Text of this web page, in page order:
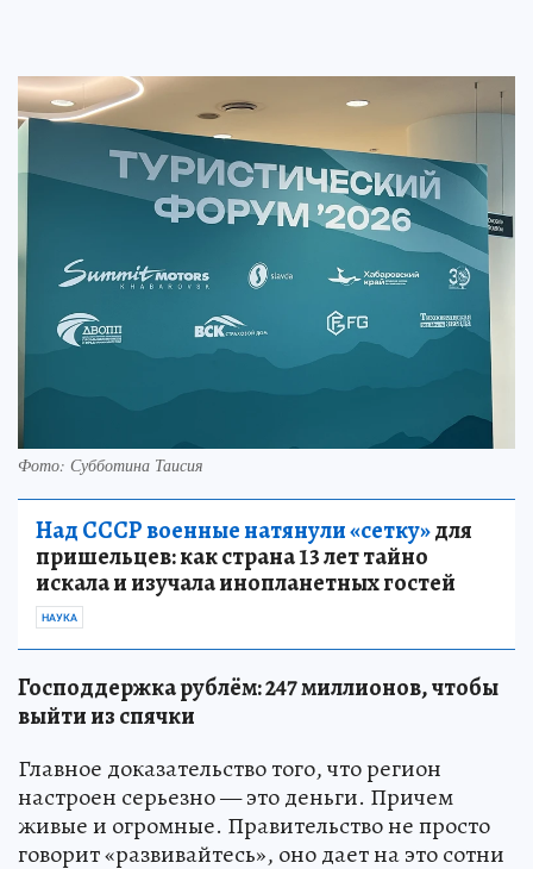
Фото: Субботина Таисия
Над СССР военные натянули «сетку»для
пришельцев: как страна 13 лет тайно
искала и изучала инопланетных гостей
НАУКА
Господдержка рублём: 247 миллионов, чтобы
выйти из спячки
Главное доказательство того, что регион
настроен серьезно — это деньги. Причем
живые и огромные. Правительство не просто
говорит «развивайтесь», оно дает на это сотни